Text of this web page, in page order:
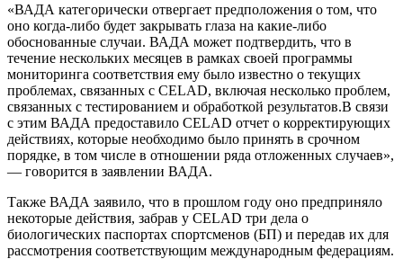
«ВАДА категорически отвергает предположения о том, что
оно когда-либо будет закрывать глаза на какие-либо
обоснованные случаи. ВАДА может подтвердить, что в
течение нескольких месяцев в рамках своей программы
мониторинга соответствия ему было известно о текущих
проблемах, связанных с CELAD, включая несколько проблем,
связанных с тестированием и обработкой результатов.В связи
с этим ВАДА предоставило CELAD отчет о корректирующих
действиях, которые необходимо было принять в срочном
порядке, в том числе в отношении ряда отложенных случаев»,
— говорится в заявлении ВАДА.
Также ВАДА заявило, что в прошлом году оно предприняло
некоторые действия, забрав у CELAD три дела о
биологических паспортах спортсменов (БП) и передав их для
рассмотрения соответствующим международным федерациям.